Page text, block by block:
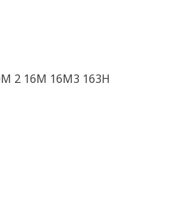
2 16M 16M3 163H